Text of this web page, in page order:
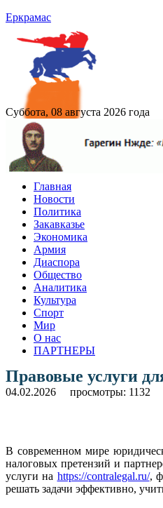
Еркрамас
Суббота, 08 августа 2026 года
Главная
Новости
Политика
Закавказье
Экономика
Армия
Диаспора
Общество
Аналитика
Культура
Спорт
Мир
О нас
ПАРТНЕРЫ
Правовые услуги
04.02.2026 просмотры: 1132
В современном мире
налоговых претензий и
услуги на https://contralegal.ru/,
решать задачи эффективно,